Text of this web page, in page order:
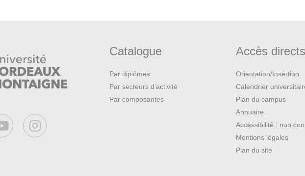
Catalogue
Par diplômes
Par secteurs d’activité
Par composantes
Accès
Orientation/Insertion
Calendrier
Plan du campus
Annuaire
Accessibilité : non
Mentions légales
Plan du site